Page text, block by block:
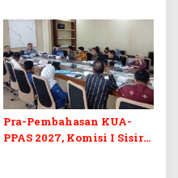
di Sultra
Pra-Pembahasan KUA-
PPAS 2027, Komisi I Sisir